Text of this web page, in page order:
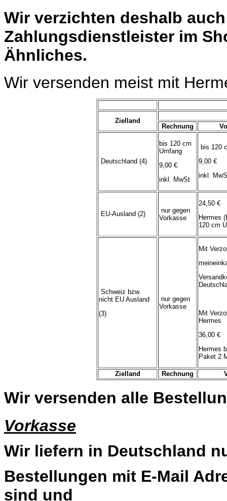
Wir verzichten deshalb
Zahlungsdienstleister im
Ähnliches.
Wir versenden meist mit
Zielland
Rechnung
Zielland Rechnung
Deutschland (4)
bis 120 cm
Umfang
9,00 €
inkl. MwSt
bis 120
9,00 €
inkl.
EU-Ausland (2)
nur gegen
Vorkasse
24,50 €
Hermes
120 cm
Schweiz bzw.
nicht EU Ausland
(3)
nur gegen
Vorkasse
Mit
Mit
Hermes
36,00 €
Hermes
Paket 2
Wir versenden alle
Vorkasse
Wir liefern in Deutschland
Bestellungen mit E-Mail
sind und